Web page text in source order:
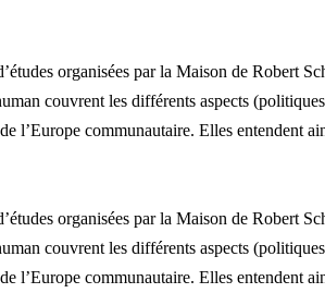
organisées par la Maison de Robert
couvrent les différents aspects
communautaire. Elles entendent
organisées par la Maison de Robert
couvrent les différents aspects
communautaire. Elles entendent